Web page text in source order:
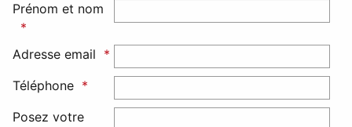
Prénom et nom
Adresse email
Téléphone
Posez votre